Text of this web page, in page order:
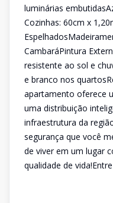
luminárias
Cozinhas: 60cm x
CambaráPintura
resistente ao sol e
e branco nos
apartamento oferece
uma distribuição
infraestrutura da
segurança que você
de viver em um lugar
qualidade de